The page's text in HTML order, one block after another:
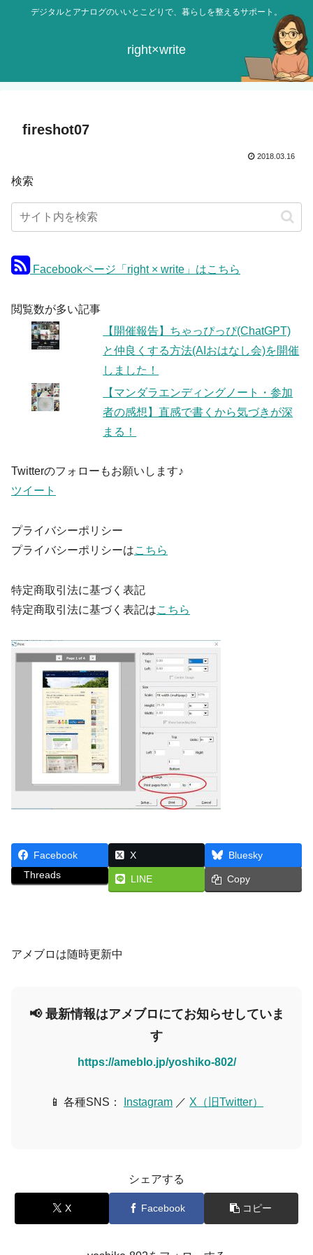
デジタルとアナログのいいとこどりで、暮らしを整えるサポート。
right×write
fireshot07
2018.03.16
検索
Facebookページ「right × write」はこちら
閲覧数が多い記事
【開催報告】ちゃっぴっぴ(ChatGPT)
と仲良くする方法(AIおはなし会)を開催
しました！
【マンダラエンディングノート・参加
者の感想】直感で書くから気づきが深
まる！
Twitterのフォローもお願いします♪
ツイート
プライバシーポリシー
プライバシーポリシーはこちら
特定商取引法に基づく表記
特定商取引法に基づく表記はこちら
Facebook X
Bluesky
Threads
LINE Copy
アメブロは随時更新中
📢 最新情報はアメブロにてお知らせしていま
す
https://ameblo.jp/yoshiko-802/
📱 各種SNS： Instagram ／ X（旧Twitter）
シェアする
X Facebook コピー